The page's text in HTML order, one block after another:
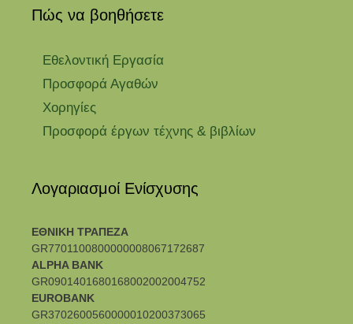
Πώς να βοηθήσετε
Εθελοντική Εργασία
Προσφορά Αγαθών
Χορηγίες
Προσφορά έργων τέχνης & βιβλίων
Λογαριασμοί Ενίσχυσης
ΕΘΝΙΚΗ ΤΡΑΠΕΖΑ
GR7701100800000008067172687
ALPHA BANK
GR0901401680168002002004752
EUROBANK
GR3702600560000010200373065